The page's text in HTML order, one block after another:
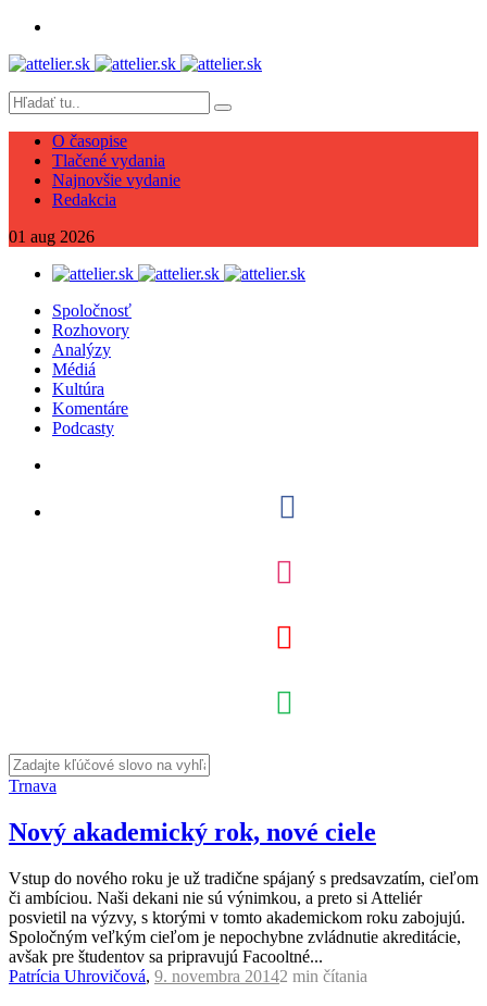
O časopise
Tlačené vydania
Najnovšie vydanie
Redakcia
01 aug 2026
Spoločnosť
Rozhovory
Analýzy
Médiá
Kultúra
Komentáre
Podcasty
Trnava
Nový akademický rok, nové ciele
Vstup do nového roku je už tradične spájaný s predsavzatím, cieľom
či ambíciou. Naši dekani nie sú výnimkou, a preto si Atteliér
posvietil na výzvy, s ktorými v tomto akademickom roku zabojujú.
Spoločným veľkým cieľom je nepochybne zvládnutie akreditácie,
avšak pre študentov sa pripravujú Facooltné...
Patrícia Uhrovičová, 9. novembra 20142 min čítania